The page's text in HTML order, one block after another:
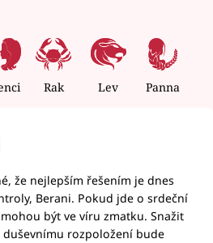
Rak Lev Panna
že nejlepším řešením je dnes
Berani. Pokud jde o srdeční
být ve víru zmatku. Snažit
rozpoložení bude